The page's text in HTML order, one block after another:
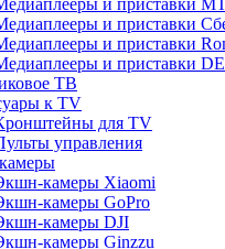
и приставки
и приставки
и приставки
и приставки
ТВ
к TV
для TV
управления
камеры Xiaomi
камеры GoPro
камеры DJI
камеры Ginzzu